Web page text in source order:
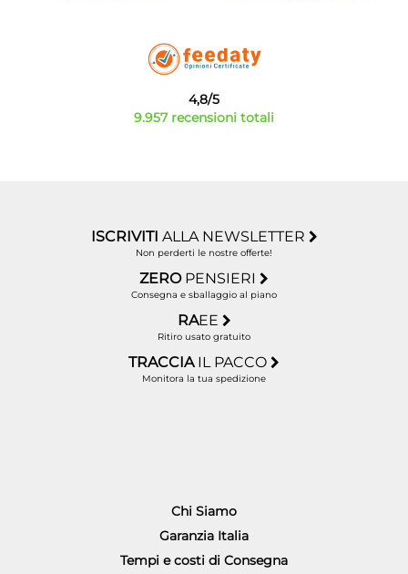
4,8/5
9.957 recensioni totali
ISCRIVITI ALLA NEWSLETTER
Non perderti le nostre offerte!
ZERO PENSIERI
Consegna e sballaggio al piano
RAEE
Ritiro usato gratuito
TRACCIA IL PACCO
Monitora la tua spedizione
Chi Siamo
Garanzia Italia
Tempi e costi di Consegna